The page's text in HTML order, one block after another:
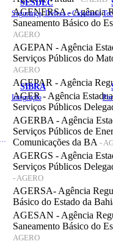
SESDEC
Segurança, Defesa e Cidadania
SIBRA
Integração
AGENERSA - Agência
Saneamento Básico do
AGERO
AGEPAN - Agência
Serviços Públicos do
AGERO
AGEPAR - Agência
AGER - Agência
Serviços Públicos
AGERBA - Agência
Serviços Públicos de
Comunicações da BA -
AGERGS - Agência
Serviços Públicos
- AGERO
AGERSA- Agência
Básico do Estado da
AGESAN - Agência
Saneamento Básico do
AGERO